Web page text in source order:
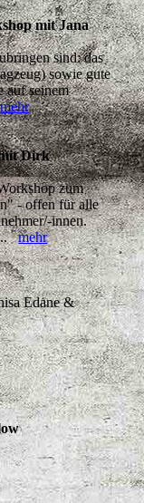
mit Jana
sind: das
sowie gute
auf seinem
mehr
Dirk
zum
- offen für alle
innen.
mehr
Edane &